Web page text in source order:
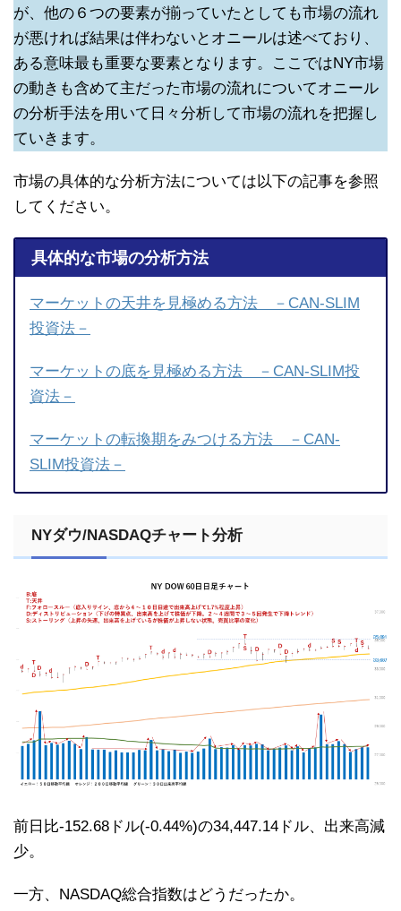
が、他の６つの要素が揃っていたとしても市場の流れ
が悪ければ結果は伴わないとオニールは述べており、
ある意味最も重要な要素となります。ここではNY市場
の動きも含めて主だった市場の流れについてオニール
の分析手法を用いて日々分析して市場の流れを把握し
ていきます。
市場の具体的な分析方法については以下の記事を参照
してください。
具体的な市場の分析方法
マーケットの天井を見極める方法 －CAN-SLIM
投資法－
マーケットの底を見極める方法 －CAN-SLIM投
資法－
マーケットの転換期をみつける方法 －CAN-
SLIM投資法－
NYダウ/NASDAQチャート分析
前日比-152.68ドル(-0.44%)の34,447.14ドル、出来高減
少。
一方、NASDAQ総合指数はどうだったか。